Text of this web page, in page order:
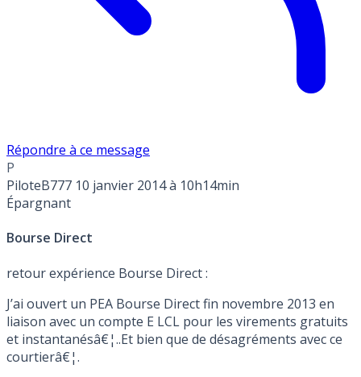
Répondre à ce message
P
PiloteB777 10 janvier 2014 à 10h14min
Épargnant
Bourse Direct
retour expérience Bourse Direct :
J’ai ouvert un PEA Bourse Direct fin novembre 2013 en
liaison avec un compte E LCL pour les virements gratuits
et instantanésâ€¦..Et bien que de désagréments avec ce
courtierâ€¦.